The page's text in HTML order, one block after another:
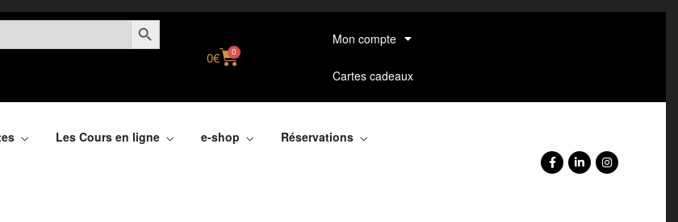
SEARCH BUTTON
0€ 0
Mon compte
Cartes cadeaux
Les Cours en ligne e-shop Réservations